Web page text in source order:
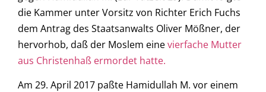
die Kammer unter Vorsitz von Richter Erich Fuchs
dem Antrag des Staatsanwalts Oliver Mößner, der
hervorhob, daß der Moslem einevierfache Mutter
aus Christenhaß ermordet hatte.
Am 29. April 2017 paßte Hamidullah M. vor einem